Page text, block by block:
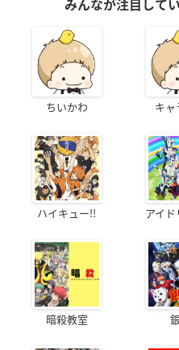
みんなが注目して
ちいかわ キャ
ハイキュー!! アイ
暗殺教室